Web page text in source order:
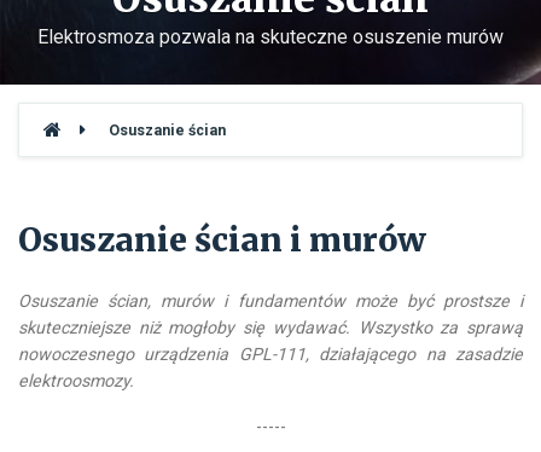
Elektrosmoza pozwala na skuteczne osuszenie murów
Osuszanie ścian
Osuszanie ścian i murów
Osuszanie ścian, murów i fundamentów może być prostsze i
skuteczniejsze niż mogłoby się wydawać. Wszystko za sprawą
nowoczesnego urządzenia GPL-111, działającego na zasadzie
elektroosmozy.
-----